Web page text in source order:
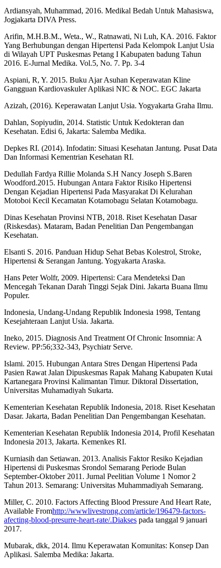
Ardiansyah, Muhammad, 2016. Medikal Bedah Untuk Mahasiswa,
Jogjakarta DIVA Press.
Arifin, M.H.B.M., Weta., W., Ratnawati, Ni Luh, KA. 2016. Faktor
Yang Berhubungan dengan Hipertensi Pada Kelompok Lanjut Usia
di Wilayah UPT Puskesmas Petang I Kabupaten badung Tahun
2016. E-Jurnal Medika. Vol.5, No. 7. Pp. 3-4
Aspiani, R, Y. 2015. Buku Ajar Asuhan Keperawatan Kline
Gangguan Kardiovaskuler Aplikasi NIC & NOC. EGC Jakarta
Azizah, (2016). Keperawatan Lanjut Usia. Yogyakarta Graha Ilmu.
Dahlan, Sopiyudin, 2014. Statistic Untuk Kedokteran dan
Kesehatan. Edisi 6, Jakarta: Salemba Medika.
Depkes RI. (2014). Infodatin: Situasi Kesehatan Jantung. Pusat Data
Dan Informasi Kementrian Kesehatan RI.
Dedullah Fardya Rillie Molanda S.H Nancy Joseph S.Baren
Woodford.2015. Hubungan Antara Faktor Risiko Hipertensi
Dengan Kejadian Hipertensi Pada Masyarakat Di Kelurahan
Motoboi Kecil Kecamatan Kotamobagu Selatan Kotamobagu.
Dinas Kesehatan Provinsi NTB, 2018. Riset Kesehatan Dasar
(Riskesdas). Mataram, Badan Penelitian Dan Pengembangan
Kesehatan.
Elsanti S. 2016. Panduan Hidup Sehat Bebas Kolestrol, Stroke,
Hipertensi & Serangan Jantung. Yogyakarta Araska.
Hans Peter Wolfr, 2009. Hipertensi: Cara Mendeteksi Dan
Mencegah Tekanan Darah Tinggi Sejak Dini. Jakarta Buana Ilmu
Populer.
Indonesia, Undang-Undang Republik Indonesia 1998, Tentang
Kesejahteraan Lanjut Usia. Jakarta.
Ineko, 2015. Diagnosis And Treatment Of Chronic Insomnia: A
Review. PP:56;332-343, Psychiatr Serve.
Islami. 2015. Hubungan Antara Stres Dengan Hipertensi Pada
Pasien Rawat Jalan Dipuskesmas Rapak Mahang Kabupaten Kutai
Kartanegara Provinsi Kalimantan Timur. Diktoral Dissertation,
Universitas Muhamadiyah Sukarta.
Kementerian Kesehatan Republik Indonesia, 2018. Riset Kesehatan
Dasar. Jakarta, Badan Penelitian Dan Pengembangan Kesehatan.
Kementerian Kesehatan Republik Indonesia 2014, Profil Kesehatan
Indonesia 2013, Jakarta. Kemenkes RI.
Kurniasih dan Setiawan. 2013. Analisis Faktor Resiko Kejadian
Hipertensi di Puskesmas Srondol Semarang Periode Bulan
September-Oktober 2011. Jurnal Peelitian Volume 1 Nomor 2
Tahun 2013. Semarang: Universitas Muhammadiyah Semarang.
Miller, C. 2010. Factors Affecting Blood Pressure And Heart Rate,
Available Fromhttp://wwwlivestrong.com/article/196479-factors-
afecting-blood-presurre-heart-rate/.Diakses pada tanggal 9 januari
2017.
Mubarak, dkk, 2014. Ilmu Keperawatan Komunitas: Konsep Dan
Aplikasi. Salemba Medika: Jakarta.